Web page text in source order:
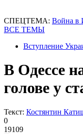
СПЕЦТЕМА: Война в
ВСЕ ТЕМЫ
Вступление
В Одессе
голове у
Текст: Костянтин
0
19109